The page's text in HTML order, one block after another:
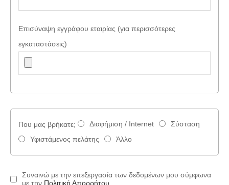
Επισύναψη εγγράφου εταιρίας (για περισσότερες
εγκαταστάσεις)
Που μας βρήκατε; Διαφήμιση / Internet
Σύσταση
Υφιστάμενος πελάτης
Άλλο
Συναινώ με την επεξεργασία των δεδομένων μου σύμφωνα
με την Πολιτική Απορρήτου